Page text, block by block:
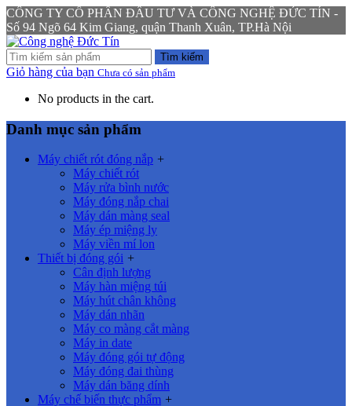
CÔNG TY CỔ PHẦN ĐẦU TƯ VÀ CÔNG NGHỆ ĐỨC TÍN -
Số 94 Ngõ 64 Kim Giang, quận Thanh Xuân, TP.Hà Nội
Tìm kiếm
Giỏ hàng của bạn Chưa có sản phẩm
No products in the cart.
Danh mục sản phẩm
Máy chiết rót đóng nắp +
Máy chiết rót
Máy rửa bình nước
Máy đóng nắp chai
Máy dán màng seal
Máy ép miệng ly
Máy viền mí lon
Thiết bị đóng gói +
Cân định lượng
Máy hàn miệng túi
Máy hút chân không
Máy dán nhãn
Máy co màng cắt màng
Máy in date
Máy đóng gói tự động
Máy đóng đai thùng
Máy dán băng dính
Máy chế biến thực phẩm +